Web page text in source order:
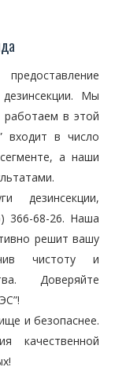
Мы
работаем в этой
входит в число
а наши
дезинсекции,
366-68-26. Наша
решит вашу
чистоту и
Доверяйте
и безопаснее.
качественной